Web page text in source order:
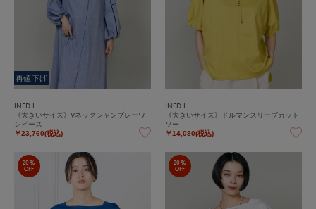
再値下げ
INED L
《大きいサイズ》Vネックシャンブレーワ
ンピース
￥23,760(税込)
INED L
《大きいサイズ》ドルマンスリーブカット
ソー
￥14,080(税込)
20%
OFF
20%
OFF